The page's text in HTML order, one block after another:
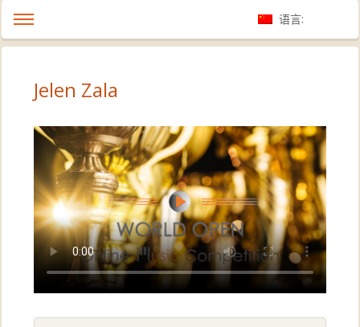
语言:
Jelen Zala